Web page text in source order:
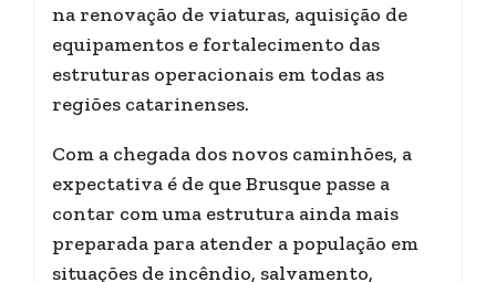
na renovação de viaturas, aquisição de
equipamentos e fortalecimento das
estruturas operacionais em todas as
regiões catarinenses.
Com a chegada dos novos caminhões, a
expectativa é de que Brusque passe a
contar com uma estrutura ainda mais
preparada para atender a população em
situações de incêndio, salvamento,